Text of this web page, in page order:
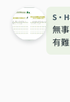
S・
無
有